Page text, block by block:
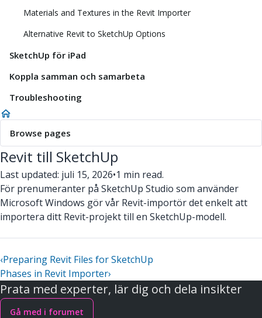
Materials and Textures in the Revit Importer
Alternative Revit to SketchUp Options
SketchUp för iPad
Koppla samman och samarbeta
Troubleshooting
Browse pages
Revit till SketchUp
Last updated: juli 15, 2026•1 min read.
För prenumeranter på SketchUp Studio som använder
Microsoft Windows gör vår Revit-importör det enkelt att
importera ditt Revit-projekt till en SketchUp-modell.
‹Preparing Revit Files for SketchUp
Phases in Revit Importer›
Prata med experter, lär dig och dela insikter
Gå med i forumet